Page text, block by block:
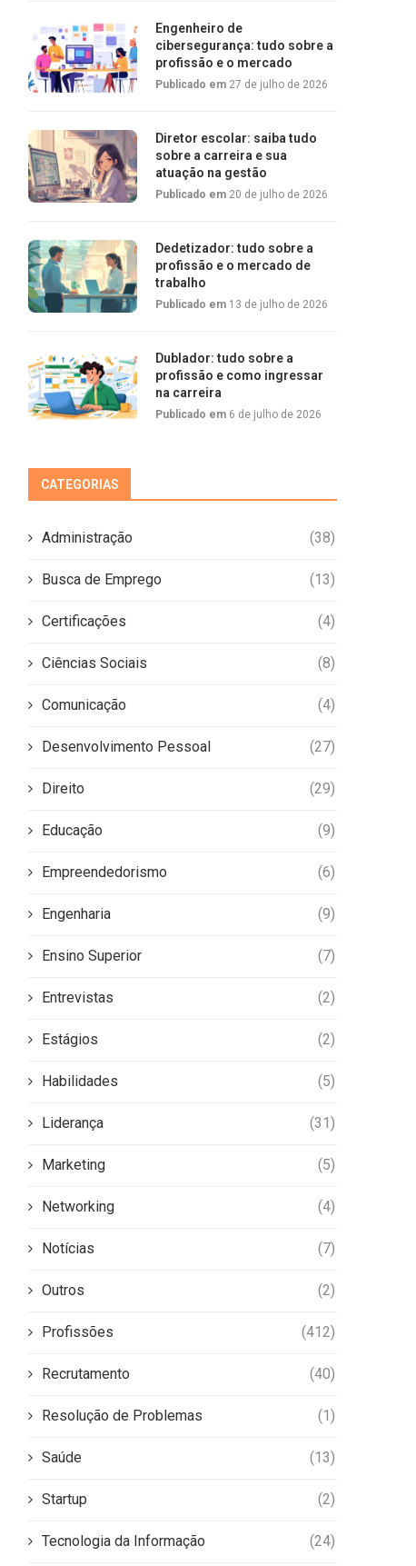
Engenheiro de
cibersegurança: tudo sobre a
profissão e o mercado
Publicado em 27 de julho de 2026
Diretor escolar: saiba tudo
sobre a carreira e sua
atuação na gestão
Publicado em 20 de julho de 2026
Dedetizador: tudo sobre a
profissão e o mercado de
trabalho
Publicado em 13 de julho de 2026
Dublador: tudo sobre a
profissão e como ingressar
na carreira
Publicado em 6 de julho de 2026
CATEGORIAS
Administração (38)
Busca de Emprego (13)
Certificações (4)
Ciências Sociais (8)
Comunicação (4)
Desenvolvimento Pessoal (27)
Direito (29)
Educação (9)
Empreendedorismo (6)
Engenharia (9)
Ensino Superior (7)
Entrevistas (2)
Estágios (2)
Habilidades (5)
Liderança (31)
Marketing (5)
Networking (4)
Notícias (7)
Outros (2)
Profissões (412)
Recrutamento (40)
Resolução de Problemas (1)
Saúde (13)
Startup (2)
Tecnologia da Informação (24)